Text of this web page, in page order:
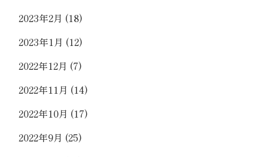
2023年2月 (18)
2023年1月 (12)
2022年12月 (7)
2022年11月 (14)
2022年10月 (17)
2022年9月 (25)